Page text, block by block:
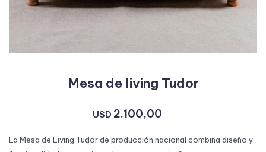
Mesa de living Tudor
USD 2.100,00
La Mesa de Living Tudor de producción nacional combina diseño y